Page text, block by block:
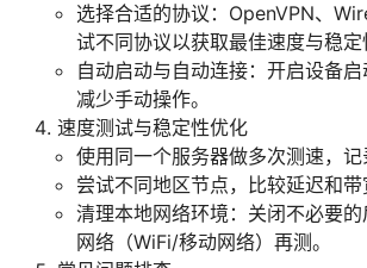
选择合适的协议：OpenVPN、
试不同协议以获取最佳速度与稳定
自动启动与自动连接：开启设备启
减少手动操作。
速度测试与稳定性优化
使用同一个服务器做多次测速，记
尝试不同地区节点，比较延迟和带
清理本地网络环境：关闭不必要
网络（WiFi/移动网络）再测。